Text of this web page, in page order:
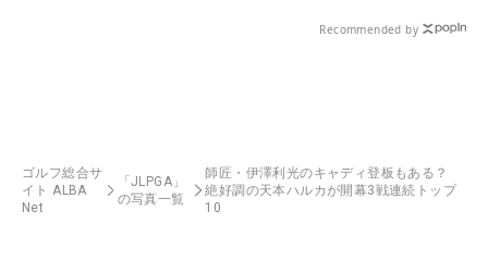
Recommended by
ゴルフ総合サ
イト ALBA
Net
「JLPGA」
の写真一覧
師匠・伊澤利光のキャディ登板もある？
絶好調の天本ハルカが開幕3戦連続トップ
10